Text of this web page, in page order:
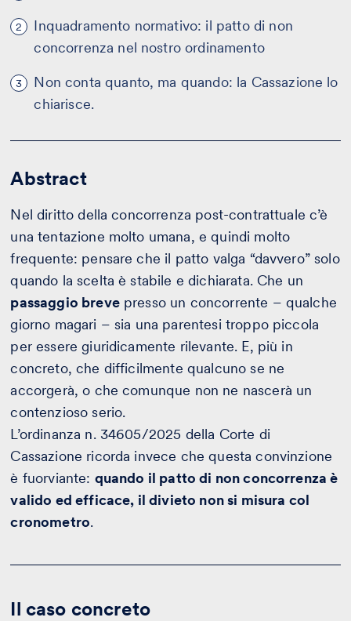
2
Inquadramento normativo: il patto di non
concorrenza nel nostro ordinamento
3
Non conta quanto, ma quando: la Cassazione lo
chiarisce.
Abstract
Nel diritto della concorrenza post-contrattuale c’è
una tentazione molto umana, e quindi molto
frequente: pensare che il patto valga “davvero” solo
quando la scelta è stabile e dichiarata. Che un
passaggio brevepresso un concorrente – qualche
giorno magari – sia una parentesi troppo piccola
per essere giuridicamente rilevante. E, più in
concreto, che difficilmente qualcuno se ne
accorgerà, o che comunque non ne nascerà un
contenzioso serio.
L’ordinanza n. 34605/2025 della Corte di
Cassazione ricorda invece che questa convinzione
è fuorviante: quando il patto di non concorrenza è
valido ed efficace, il divieto non si misura col
cronometro.
Il caso concreto